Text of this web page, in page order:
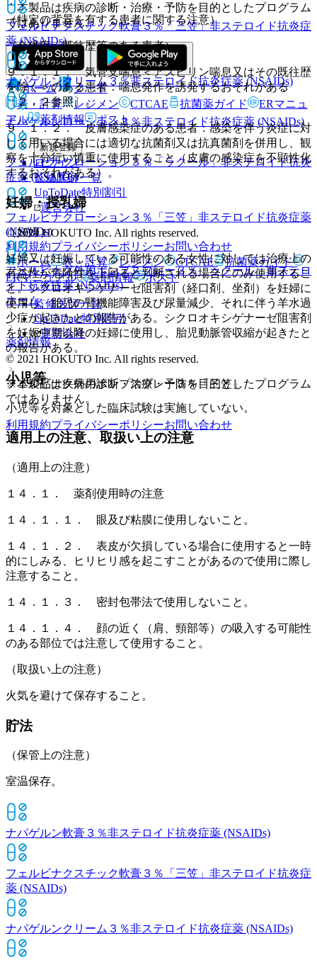
フェルビナクスチック軟膏３％「三笠」非ステロイド抗炎症
薬 (NSAIDs)
ナパゲルンクリーム３％非ステロイド抗炎症薬 (NSAIDs)
ナパゲルンローション３％非ステロイド抗炎症薬 (NSAIDs)
フェルビナクローション３％「ラクール」非ステロイド抗炎
症薬 (NSAIDs)
フェルビナクローション３％「三笠」 非ステロイド抗炎症薬
(NSAIDs)
フェルビナク外用ポンプスプレー３％「ラクール」非ステロ
イド抗炎症薬 (NSAIDs)
ホーム
薬剤情報
フェルビナク外用ポンプスプレー３％「三笠」
（特定の背景を有する患者に関する注意）
（合併症・既往歴等のある患者）
９．１．１． 気管支喘息＜アスピリン喘息又はその既往歴
を除く＞のある患者：喘息発作を誘発するおそれがある
〔２．２参照〕。
９．１．２． 皮膚感染症のある患者：感染を伴う炎症に対
して用いる場合には適切な抗菌剤又は抗真菌剤を併用し、観
察を十分行い慎重に使用すること（皮膚の感染症を不顕性化
するおそれがある）。
妊婦・授乳婦
（妊婦）
妊婦又は妊娠している可能性のある女性に対しては治療上の
有益性が危険性を上回ると判断される場合にのみ使用するこ
と。シクロオキシゲナーゼ阻害剤（経口剤、坐剤）を妊婦に
使用し、胎児の腎機能障害及び尿量減少、それに伴う羊水過
少症が起きたとの報告がある。シクロオキシゲナーゼ阻害剤
を妊娠中期以降の妊婦に使用し、胎児動脈管収縮が起きたと
の報告がある。
小児等
小児等を対象とした臨床試験は実施していない。
適用上の注意、取扱い上の注意
（適用上の注意）
１４．１． 薬剤使用時の注意
１４．１．１． 眼及び粘膜に使用しないこと。
１４．１．２． 表皮が欠損している場合に使用すると一時
的にしみる、ヒリヒリ感を起こすことがあるので使用に際し
注意すること。
１４．１．３． 密封包帯法で使用しないこと。
１４．１．４． 顔の近く（肩、頸部等）の吸入する可能性
のある部位では注意して使用すること。
（取扱い上の注意）
火気を避けて保存すること。
貯法
（保管上の注意）
室温保存。
ナパゲルン軟膏３％非ステロイド抗炎症薬 (NSAIDs)
フェルビナクスチック軟膏３％「三笠」 非ステロイド抗炎症
薬 (NSAIDs)
ナパゲルンクリーム３％非ステロイド抗炎症薬 (NSAIDs)
※本製品は疾病の診断・治療・予防を目的としたプログラム
ではありません。
ホーム
ノート
表・計算
レジメン CTCAE 抗菌薬ガイド
ERマニュ
アル
薬剤情報 ポスト
新規登録
ログイン
監修医師一覧
UpToDate特別割引
運営会社
© 2021 HOKUTO Inc. All rights reserved.
利用規約プライバシーポリシーお問い合わせ
ホーム
表・計算 レジメン CTCAE
抗菌薬ガイド
ERマニュアル
薬剤情報 ポスト
監修医師一覧
UpToDate特別割引
運営会社
© 2021 HOKUTO Inc. All rights reserved.
※本製品は疾病の診断・治療・予防を目的としたプログラム
ではありません。
利用規約プライバシーポリシーお問い合わせ